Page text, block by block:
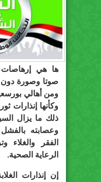
ها هي
صوتا وصورة
ومن أهالي
وكأنها إنذارات
ذلك ما يزال
وعصابته بالفشل
الفقر والغلاء
الرعاية الصحية.
إن إنذارات